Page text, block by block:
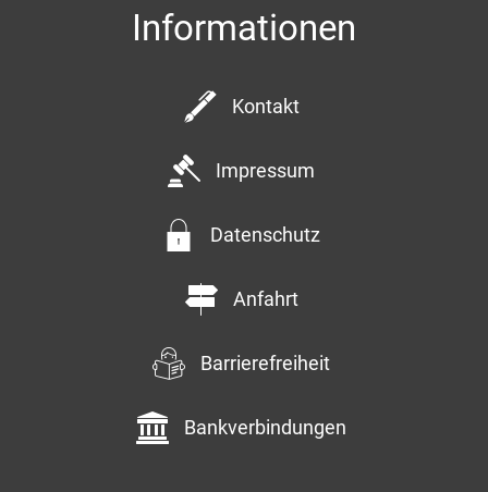
Informationen
Kontakt
Impressum
Datenschutz
Anfahrt
Barrierefreiheit
Bankverbindungen